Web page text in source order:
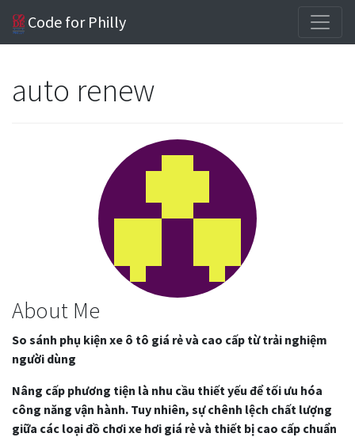
Code for Philly
auto renew
About Me
So sánh phụ kiện xe ô tô giá rẻ và cao cấp từ trải nghiệm
người dùng
Nâng cấp phương tiện là nhu cầu thiết yếu để tối ưu hóa
công năng vận hành. Tuy nhiên, sự chênh lệch chất lượng
giữa các loại đồ chơi xe hơi giá rẻ và thiết bị cao cấp chuẩn